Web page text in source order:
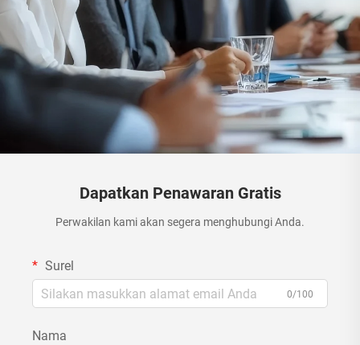
Dapatkan Penawaran Gratis
Perwakilan kami akan segera menghubungi Anda.
Surel
0/100
Nama